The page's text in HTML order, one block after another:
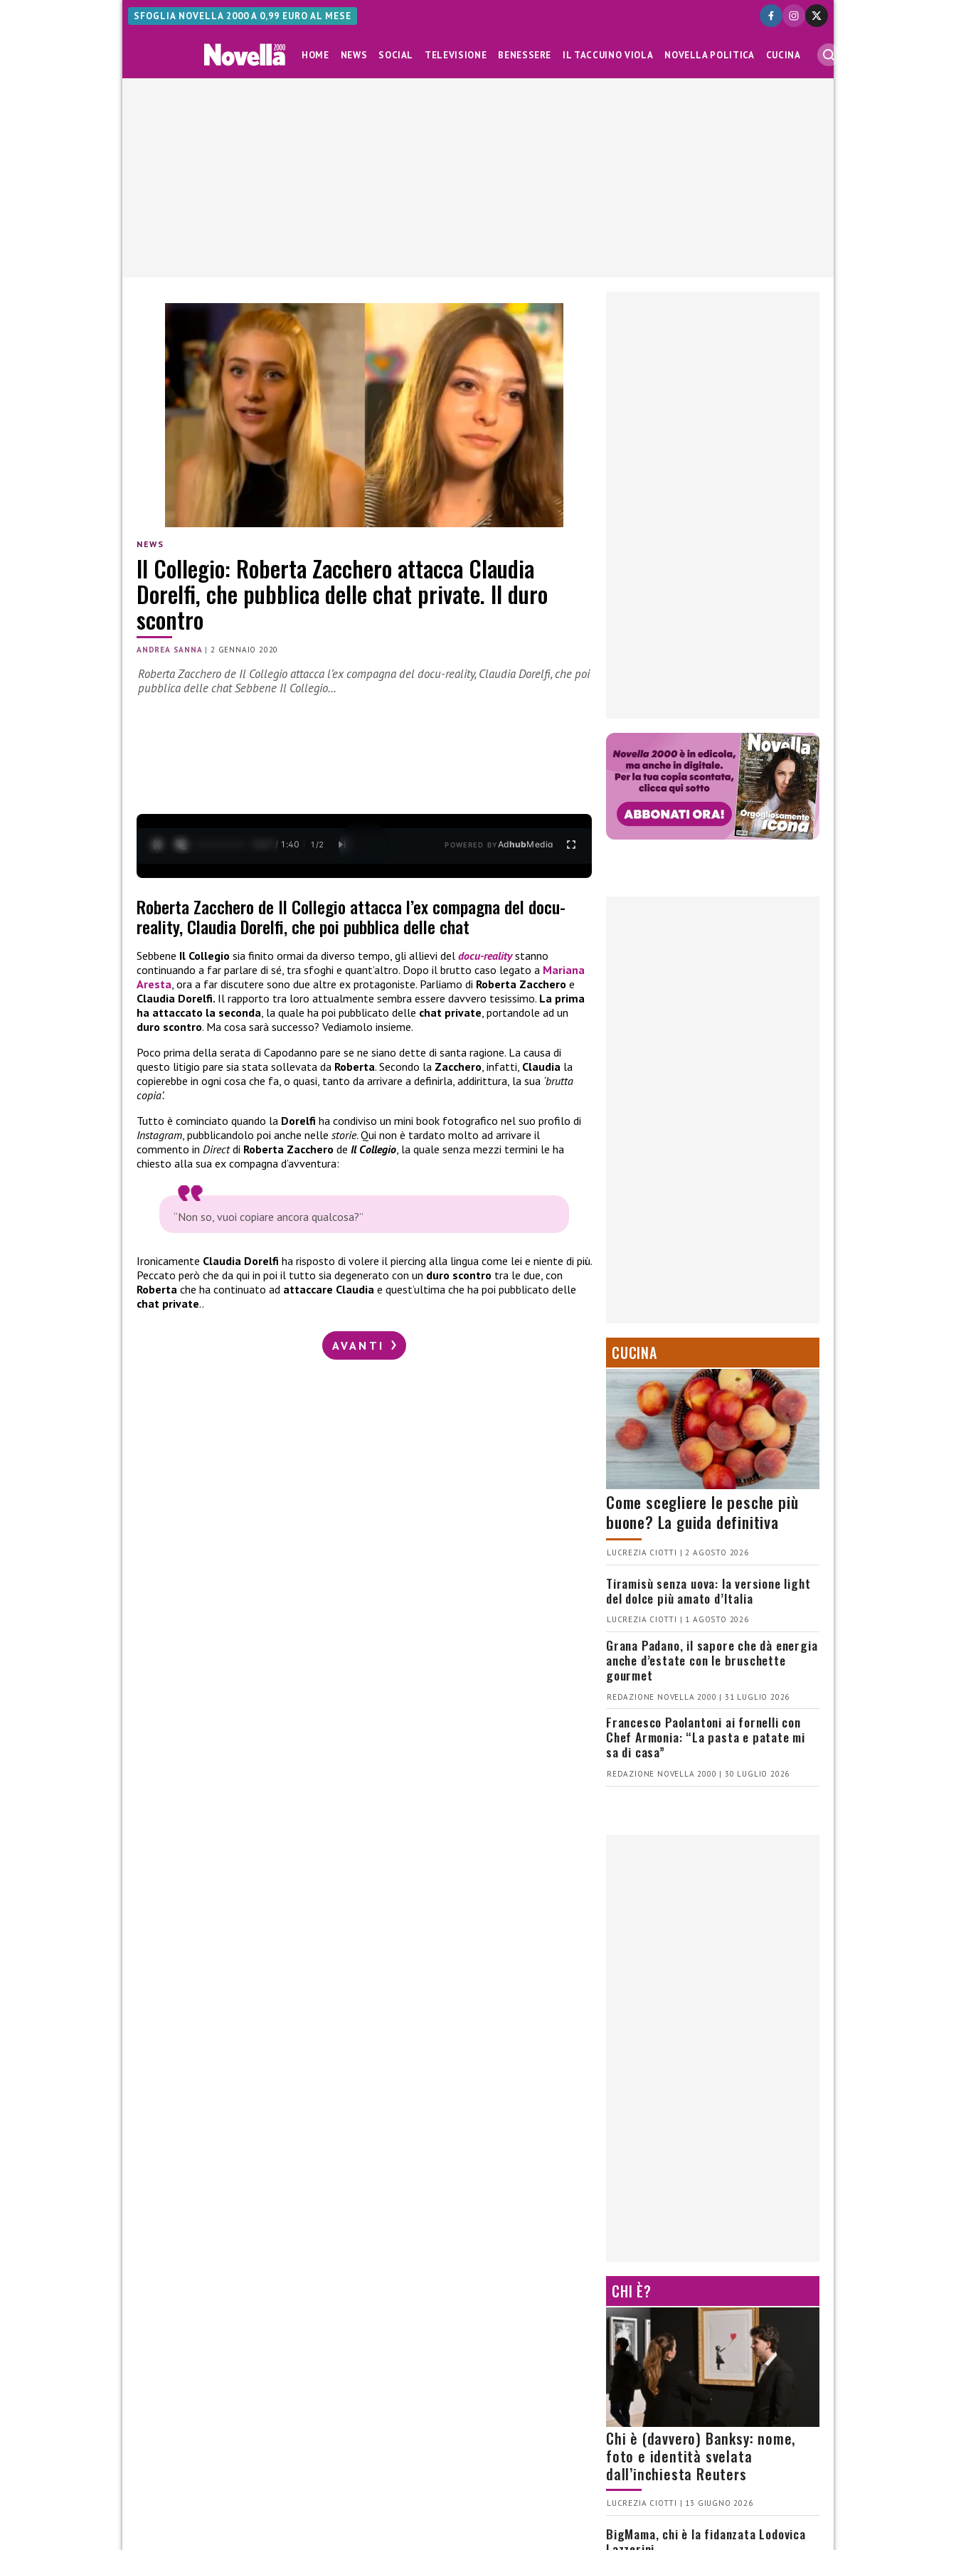
SFOGLIA NOVELLA 2000 A 0,99 EURO AL MESE
HOME NEWS SOCIAL TELEVISIONE BENESSERE IL TACCUINO VIOLA NOVELLA POLITICA CUCINA
NEWS
Il Collegio: Roberta Zacchero attacca Claudia
Dorelfi, che pubblica delle chat private. Il duro
scontro
ANDREA SANNA |2 GENNAIO 2020
Roberta Zacchero de Il Collegio attacca l’ex compagna del docu-reality, Claudia Dorelfi, che poi
pubblica delle chat Sebbene Il Collegio…
0:28 / 1:40 1 /2 POWERED BYAdhubMedia
Roberta Zacchero de Il Collegio attacca l’ex compagna del docu-
reality, Claudia Dorelfi, che poi pubblica delle chat
Sebbene Il Collegio sia finito ormai da diverso tempo, gli allievi del docu-realitystanno
continuando a far parlare di sé, tra sfoghi e quant’altro. Dopo il brutto caso legato a Mariana
Aresta, ora a far discutere sono due altre ex protagoniste. Parliamo di Roberta Zacchero e
Claudia Dorelfi. Il rapporto tra loro attualmente sembra essere davvero tesissimo. La prima
ha attaccato la seconda, la quale ha poi pubblicato delle chat private, portandole ad un
duro scontro. Ma cosa sarà successo? Vediamolo insieme.
Poco prima della serata di Capodanno pare se ne siano dette di santa ragione. La causa di
questo litigio pare sia stata sollevata da Roberta. Secondo la Zacchero, infatti, Claudia la
copierebbe in ogni cosa che fa, o quasi, tanto da arrivare a definirla, addirittura, la sua ‘brutta
copia’.
Tutto è cominciato quando la Dorelfi ha condiviso un mini book fotografico nel suo profilo di
Instagram, pubblicandolo poi anche nelle storie. Qui non è tardato molto ad arrivare il
commento in Directdi Roberta Zacchero de Il Collegio, la quale senza mezzi termini le ha
chiesto alla sua ex compagna d’avventura:
“Non so, vuoi copiare ancora qualcosa?”
Ironicamente Claudia Dorelfi ha risposto di volere il piercing alla lingua come lei e niente di più.
Peccato però che da qui in poi il tutto sia degenerato con un duro scontro tra le due, con
Roberta che ha continuato ad attaccare Claudia e quest’ultima che ha poi pubblicato delle
chat private..
AVANTI CUCINA
Come scegliere le pesche più
buone? La guida definitiva
LUCREZIA CIOTTI | 2 AGOSTO 2026
Tiramisù senza uova: la versione light
del dolce più amato d’Italia
LUCREZIA CIOTTI | 1 AGOSTO 2026
Grana Padano, il sapore che dà energia
anche d’estate con le bruschette
gourmet
REDAZIONE NOVELLA 2000 | 31 LUGLIO 2026
Francesco Paolantoni ai fornelli con
Chef Armonia: “La pasta e patate mi
sa di casa”
REDAZIONE NOVELLA 2000 | 30 LUGLIO 2026
CHI È?
Chi è (davvero) Banksy: nome,
foto e identità svelata
dall’inchiesta Reuters
LUCREZIA CIOTTI | 13 GIUGNO 2026
BigMama, chi è la fidanzata Lodovica